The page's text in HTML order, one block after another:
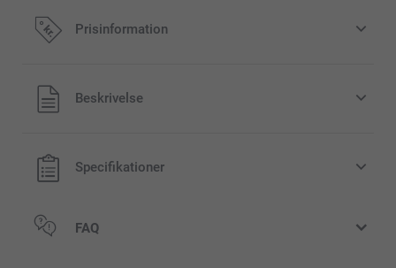
Prisinformation
Alle priser inklusive moms og uden
forsendelsesomkostninger
Beskrivelse
Specifikationer
FAQ